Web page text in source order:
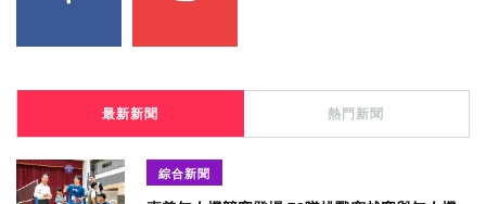
最新新聞 熱門新聞
綜合新聞